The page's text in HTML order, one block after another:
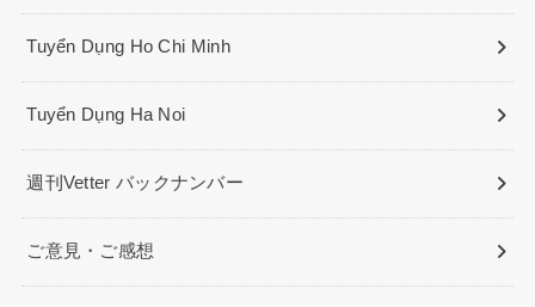
Tuyển Dụng Ho Chi Minh
Tuyển Dụng Ha Noi
週刊Vetter バックナンバー
ご意見・ご感想